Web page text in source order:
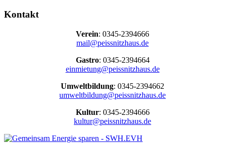
Kontakt
Verein: 0345-2394666
mail@peissnitzhaus.de
Gastro: 0345-2394664
einmietung@peissnitzhaus.de
Umweltbildung: 0345-2394662
umweltbildung@peissnitzhaus.de
Kultur: 0345-2394666
kultur@peissnitzhaus.de